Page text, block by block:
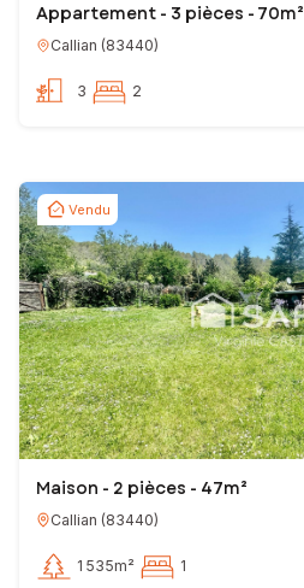
Appartement - 3 pièces - 70m²
Callian (83440)
3 2
Vendu
Maison - 2 pièces - 47m²
Callian (83440)
1 535m² 1